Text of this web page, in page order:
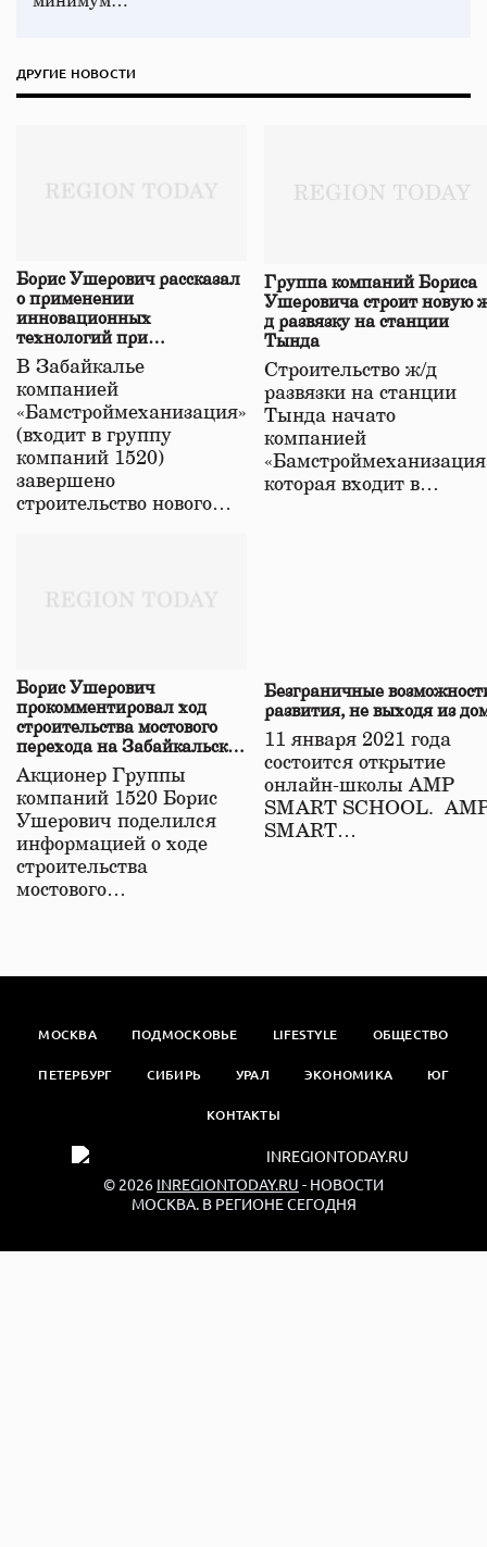
ДРУГИЕ НОВОСТИ
Борис Ушерович рассказал
о применении
инновационных
технологий при
строительстве нового моста
в Забайкалье
В Забайкалье
компанией
«Бамстроймеханизация»
(входит в группу
компаний 1520)
завершено
строительство нового…
Группа компаний Бориса
Ушеровича строит новую
д развязку на станции
Тында
Строительство ж/д
развязки на станции
Тында начато
компанией
которая входит в…
Борис Ушерович
прокомментировал ход
строительства мостового
перехода на Забайкальской
железной дороге
Акционер Группы
компаний 1520 Борис
Ушерович поделился
информацией о ходе
строительства
мостового…
Безграничные
развития, не выходя из
11 января 2021 года
состоится открытие
онлайн-школы АМР
SMART SCHOOL.
SMART…
МОСКВА ПОДМОСКОВЬЕ LIFESTYLE ОБЩЕСТВО
ПЕТЕРБУРГ СИБИРЬ УРАЛ ЭКОНОМИКА ЮГ
КОНТАКТЫ
© 2026 INREGIONTODAY.RU - НОВОСТИ
МОСКВА. В РЕГИОНЕ СЕГОДНЯ